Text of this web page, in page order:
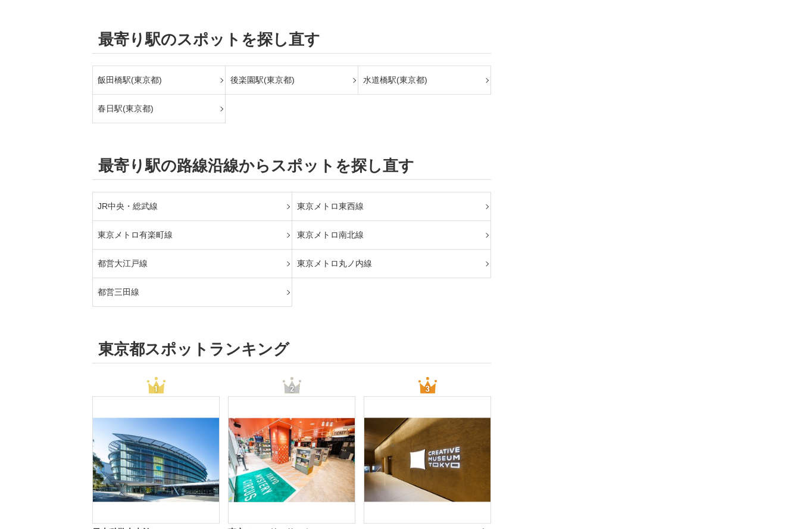
最寄り駅のスポットを探し直す
飯田橋駅(東京都) 後楽園駅(東京都) 水道橋駅(東京都)
春日駅(東京都)
最寄り駅の路線沿線からスポットを探し直す
JR中央・総武線 東京メトロ東西線
東京メトロ有楽町線 東京メトロ南北線
都営大江戸線 東京メトロ丸ノ内線
都営三田線
東京都スポットランキング